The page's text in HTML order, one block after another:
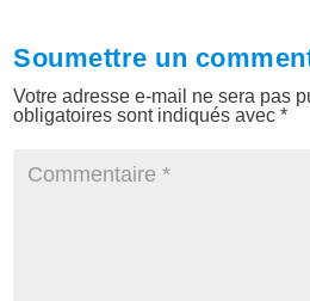
Soumettre un
Votre adresse e-mail ne sera pas
obligatoires sont indiqués avec*